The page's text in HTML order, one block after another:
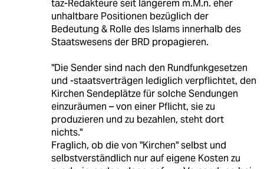
taz-Redakteure seit längerem m.M.n. eher
unhaltbare Positionen bezüglich der
Bedeutung & Rolle des Islams innerhalb des
Staatswesens der BRD propagieren.
"Die Sender sind nach den Rundfunkgesetzen
und -staatsverträgen lediglich verpflichtet, den
Kirchen Sendeplätze für solche Sendungen
einzuräumen – von einer Pflicht, sie zu
produzieren und zu bezahlen, steht dort
nichts."
Fraglich, ob die von "Kirchen" selbst und
selbstverständlich nur auf eigene Kosten zu